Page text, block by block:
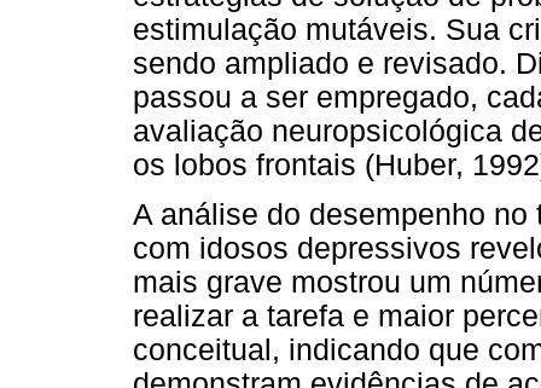
estimulação mutáveis. Sua
sendo ampliado e revisado.
passou a ser empregado,
avaliação neuropsicológica
os lobos frontais (Huber,
A análise do desempenho
com idosos depressivos
mais grave mostrou um
realizar a tarefa e maior
conceitual, indicando que